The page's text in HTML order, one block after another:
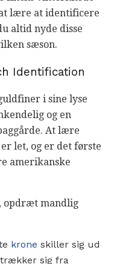
lære at identificere
altid nyde disse
sæson.
Identification
i sine lyse
og en
At lære
let, og er det første
amerikanske
opdræt mandlig
krone skiller sig ud
sig fra